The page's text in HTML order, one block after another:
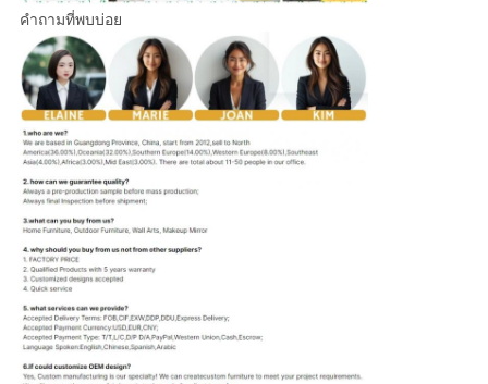
คำถามที่พบบ่อย